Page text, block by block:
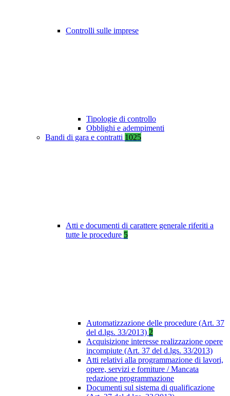
Controlli sulle imprese
Tipologie di controllo
Obblighi e adempimenti
Bandi di gara e contratti 1025
Atti e documenti di carattere generale riferiti a
tutte le procedure 5
Automatizzazione delle procedure (Art. 37
del d.lgs. 33/2013) 2
Acquisizione interesse realizzazione opere
incompiute (Art. 37 del d.lgs. 33/2013)
Atti relativi alla programmazione di lavori,
opere, servizi e forniture / Mancata
redazione programmazione
Documenti sul sistema di qualificazione